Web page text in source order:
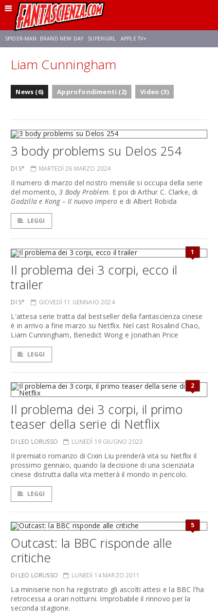
SPIDER-MAN: BRAND NEW DAY SUPERGIRL APPLE TV+
FRANCO RICCIARDIELLO ZENDAYA STAR TREK
Liam Cunningham
News (6) Approfondimenti (2) Video (3)
3 body problems su Delos 254
DI S* MARTEDÌ 26 MARZO 2024
Il numero di marzo del nostro mensile si occupa della serie
del momento,3 Body Problem. E poi di Arthur C. Clarke, di
Godzilla e Kong – Il nuovo impero e di Albert Robida
LEGGI
1
Il problema dei 3 corpi, ecco il
trailer
DI S* GIOVEDÌ 11 GENNAIO 2024
L'attesa serie tratta dal bestseller della fantascienza cinese
è in arrivo a fine marzo su Netflix. Nel cast Rosalind Chao,
Liam Cunningham, Benedict Wong e Jonathan Price
LEGGI
2
Il problema dei 3 corpi, il primo
teaser della serie di Netflix
DI LEO LORUSSO LUNEDÌ 19 GIUGNO 2023
Il premiato romanzo di Cixin Liu prenderà vita su Netflix il
prossimo gennaio, quando la decisione di una scienziata
cinese distrutta dalla vita metterà il mondo in pericolo.
LEGGI
5
Outcast: la BBC risponde alle
critiche
DI LEO LORUSSO LUNEDÌ 14 MARZO 2011
La miniserie non ha registrato gli ascolti attesi e la BBC l'ha
retrocessa a orari notturni. Improbabile il rinnovo per la
seconda stagione.